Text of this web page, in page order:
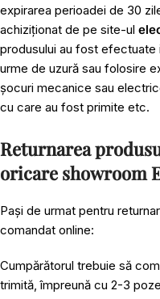
expirarea perioadei de 30
achiziționat de pe site-ul
produsului au fost efectuate
urme de uzură sau folosire
șocuri mecanice sau
cu care au fost primite etc.
Returnarea
oricare showroom
Pași de urmat pentru
comandat online:
Cumpărătorul trebuie să
trimită, împreună cu 2-3